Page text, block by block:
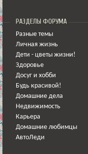
РАЗДЕЛЫ ФОРУМА
Разные темы
Личная жизнь
Дети - цветы жизни!
Здоровье
Досуг и хобби
Будь красивой!
Домашние дела
Недвижимость
Карьера
Домашние любимцы
АвтоЛеди